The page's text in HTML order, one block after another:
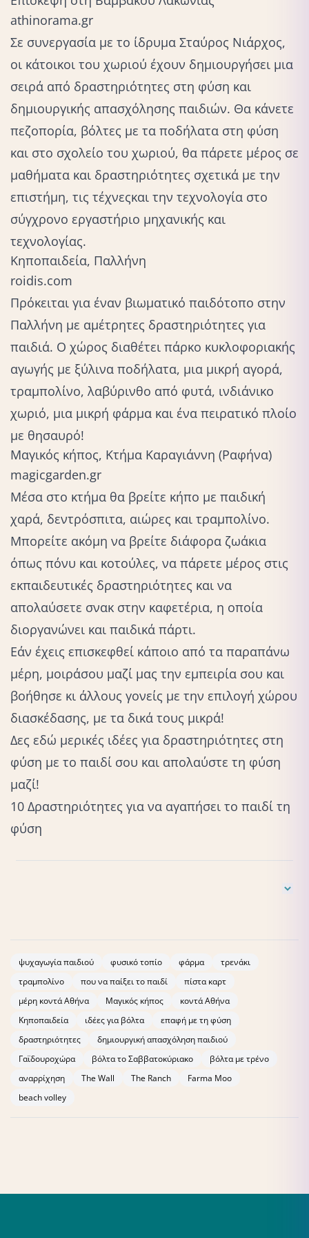
athinorama.gr
Σε συνεργασία με το ίδρυμα Σταύρος Νιάρχος,
οι κάτοικοι του χωριού έχουν δημιουργήσει μια
σειρά από δραστηριότητες στη φύση και
δημιουργικής απασχόλησης παιδιών. Θα κάνετε
πεζοπορία, βόλτες με τα ποδήλατα στη φύση
και στο σχολείο του χωριού, θα πάρετε μέρος σε
μαθήματα και δραστηριότητες σχετικά με την
επιστήμη, τις τέχνεςκαι την τεχνολογία στο
σύγχρονο εργαστήριο μηχανικής και
τεχνολογίας.
Κηποπαιδεία, Παλλήνη
roidis.com
Πρόκειται για έναν βιωματικό παιδότοπο στην
Παλλήνη με αμέτρητες δραστηριότητες για
παιδιά. Ο χώρος διαθέτει πάρκο κυκλοφοριακής
αγωγής με ξύλινα ποδήλατα, μια μικρή αγορά,
τραμπολίνο, λαβύρινθο από φυτά, ινδιάνικο
χωριό, μια μικρή φάρμα και ένα πειρατικό πλοίο
με θησαυρό!
Μαγικός κήπος, Κτήμα Καραγιάννη (Ραφήνα)
magicgarden.gr
Μέσα στο κτήμα θα βρείτε κήπο με παιδική
χαρά, δεντρόσπιτα, αιώρες και τραμπολίνο.
Μπορείτε ακόμη να βρείτε διάφορα ζωάκια
όπως πόνυ και κοτούλες, να πάρετε μέρος στις
εκπαιδευτικές δραστηριότητες και να
απολαύσετε σνακ στην καφετέρια, η οποία
διοργανώνει και παιδικά πάρτι.
Εάν έχεις επισκεφθεί κάποιο από τα παραπάνω
μέρη, μοιράσου μαζί μας την εμπειρία σου και
βοήθησε κι άλλους γονείς με την επιλογή χώρου
διασκέδασης, με τα δικά τους μικρά!
Δες εδώ μερικές ιδέες για δραστηριότητες στη
φύση με το παιδί σου και απολαύστε τη φύση
μαζί!
10 Δραστηριότητες για να αγαπήσει το παιδί τη
φύση
ψυχαγωγία παιδιού φυσικό τοπίο φάρμα
τρενάκι
τραμπολίνο
που να παίξει το παιδί
πίστα καρτ
μέρη κοντά Αθήνα
Μαγικός κήπος
κοντά Αθήνα
Κηποπαιδεία
ιδέες για βόλτα
επαφή με τη φύση
δραστηριότητες
δημιουργική απασχόληση παιδιού
Γαϊδουροχώρα
βόλτα το Σαββατοκύριακο
βόλτα με τρένο
αναρρίχηση
The Wall The Ranch
Farma Moo
beach volley